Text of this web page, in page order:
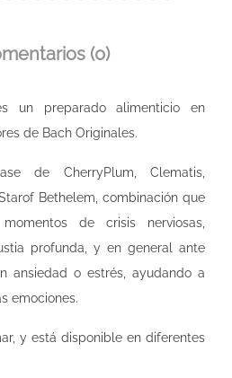
(0)
un preparado alimenticio en
de Bach Originales.
de CherryPlum, Clematis,
Bethelem, combinación que
de crisis nerviosas,
profunda, y en general ante
ansiedad o estrés, ayudando a
emociones.
y está disponible en diferentes